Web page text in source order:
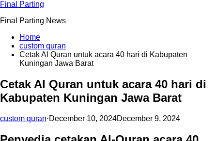
Skip
content
Final Parting
Final Parting News
Home
custom quran
Cetak Al Quran untuk acara 40 hari di Kabupaten
Kuningan Jawa Barat
Cetak Al Quran untuk acara 40 hari di
Kabupaten Kuningan Jawa Barat
custom quran·December 10, 2024December 9, 2024